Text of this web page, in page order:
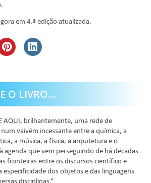
em 4.ª edição atualizada.
O LIVRO…
AQUI, brilhantemente, uma rede de
vaivém incessante entre a química, a
a música, a física, a arquitetura e o
agenda que vem perseguindo de há décadas
fronteiras entre os discursos científico e
especificidade dos objetos e das linguagens